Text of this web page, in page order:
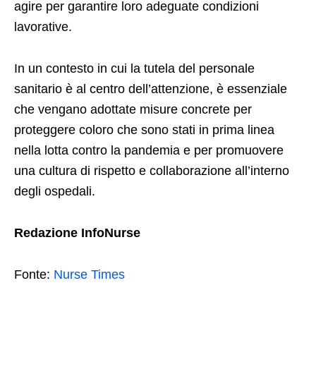
agire per garantire loro adeguate condizioni
lavorative.
In un contesto in cui la tutela del personale
sanitario è al centro dell’attenzione, è essenziale
che vengano adottate misure concrete per
proteggere coloro che sono stati in prima linea
nella lotta contro la pandemia e per promuovere
una cultura di rispetto e collaborazione all’interno
degli ospedali.
Redazione InfoNurse
Fonte: Nurse Times